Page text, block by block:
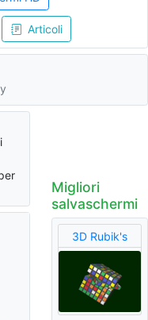
Articoli
Migliori
salvaschermi
3D Rubik's